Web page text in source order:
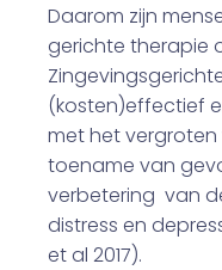
Daarom zijn
gerichte therapie
(kosten)effectief
met het vergroten
toename van
verbetering van
distress en
et al 2017).